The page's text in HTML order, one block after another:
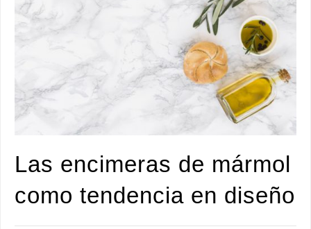
Las encimeras de mármol
como tendencia en diseño